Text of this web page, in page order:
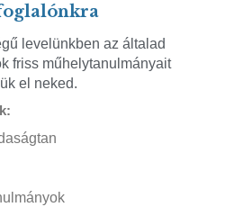
levelünkben az általad
friss műhelytanulmányait
el neked.